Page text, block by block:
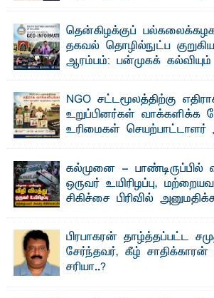
"ஒ ரு மாணவனின் அல்லது மாணவியின்
கலைக்கப்படாது" என்ற உறுதியை
தென்கிழக்குப்
தகவல் தொழில்நுட்ப
ஆரம்பம்: பன்முகக்
பேராசிரியர் எம். எம். பாஸில்
தெ ன்கிழக்குப் பல்கலைக்கழகத்தின் கலை
பீடத்தின் புவியியல் துறையினால் ...
NGO சட்டமூலத்திற்கு
உறுப்பினர்கள் வாக்களிக்க
உரிமைகள் செயற்பாட்டாளர்
லூக்ஜோன் வேண்டுகோள்
ஜே. எப். காமிலா பேகம்- இ லங்கை
அமைப்புகள் (NGO) தொடர்பான புதிய
கல்முனை - பாண்டிருப்பில்
ஒருவர் உயிரிழப்பு,
சிகிச்சை பிரிவில்
பாண்டிருப்பு ...பிரபாகரன் தாழ்த்தப்பட்ட
சேர்ந்தவர், கீழ் சாதிக்காரன்
சரியா..?